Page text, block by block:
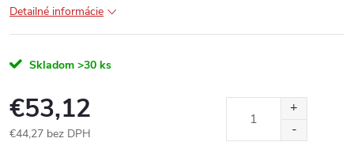
Detailné informácie
Skladom >30 ks
€53,12
€44,27 bez DPH